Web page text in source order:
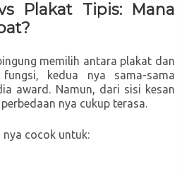
Plakat Tipis: Mana
memilih antara plakat dan
kedua nya sama-sama
award. Namun, dari sisi kesan
nya cukup terasa.
cocok untuk: